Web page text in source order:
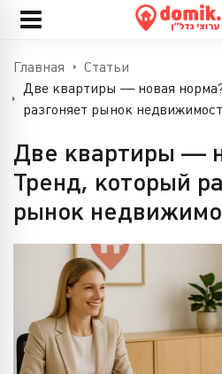
Главная
Статьи
Две квартиры — новая
разгоняет рынок
Две квартиры —
Тренд, который
рынок